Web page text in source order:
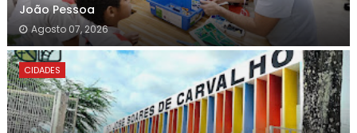
João Pessoa
Agosto 07, 2026
CIDADES